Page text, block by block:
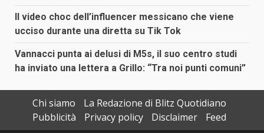
Il video choc dell’influencer messicano che viene
ucciso durante una diretta su Tik Tok
Vannacci punta ai delusi di M5s, il suo centro studi
ha inviato una lettera a Grillo: “Tra noi punti comuni”
Chi siamo
La Redazione di Blitz Quotidiano
Pubblicità
Privacy policy Disclaimer Feed